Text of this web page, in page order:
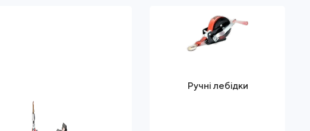
Ручні лебідки